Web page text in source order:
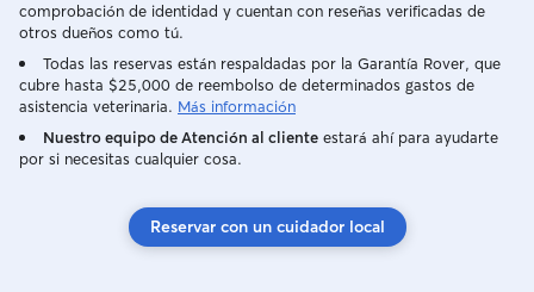
comprobación de identidad y cuentan con reseñas verificadas de
otros dueños como tú.
Todas las reservas están respaldadas por la Garantía Rover, que
cubre hasta $25,000 de reembolso de determinados gastos de
asistencia veterinaria. Más información
Nuestro equipo de Atención al cliente estará ahí para ayudarte
por si necesitas cualquier cosa.
Reservar con un cuidador local